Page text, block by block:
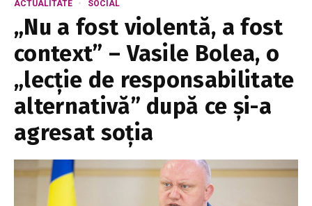
ACTUALITATE SOCIAL
„Nu a fost violentă, a fost
context” – Vasile Bolea, o
„lecție de responsabilitate
alternativă” după ce și-a
agresat soția